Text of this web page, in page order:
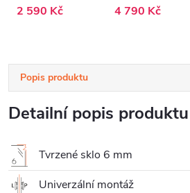
- 70x190 cm
2 590 Kč
transparentní sklo
- 100x190 cm
4 790 Kč
Popis produktu
Detailní popis produktu
Tvrzené sklo 6 mm
Univerzální montáž